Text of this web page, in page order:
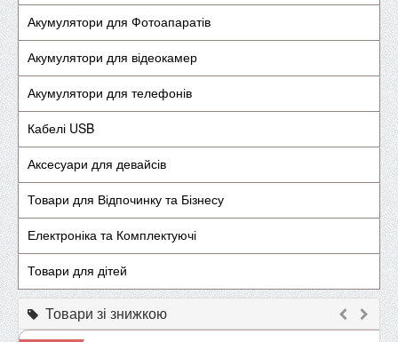
Акумулятори для Фотоапаратів
Акумулятори для відеокамер
Акумулятори для телефонів
Кабелі USB
Аксесуари для девайсів
Товари для Відпочинку та Бізнесу
Електроніка та Комплектуючі
Товари для дітей
Товари зі знижкою